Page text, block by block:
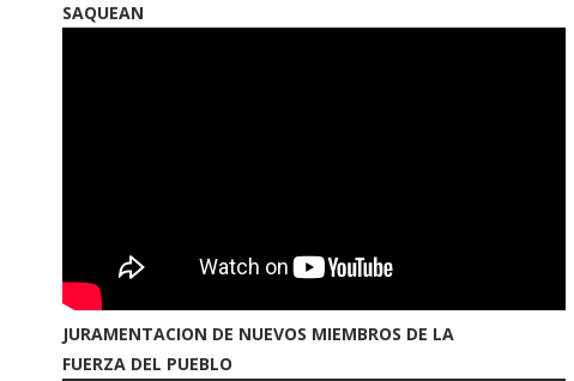
SAQUEAN
JURAMENTACION DE NUEVOS MIEMBROS DE LA
FUERZA DEL PUEBLO